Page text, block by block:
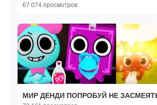
67 074 просмотров
МИР ДЕНДИ ПОПРОБУЙ НЕ